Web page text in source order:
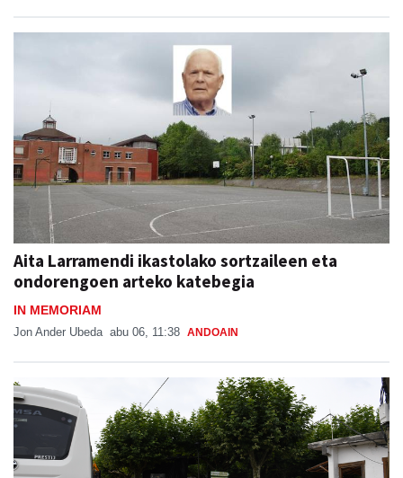
Aita Larramendi ikastolako sortzaileen eta
ondorengoen arteko katebegia
IN MEMORIAM
Jon Ander Ubeda abu 06, 11:38 ANDOAIN